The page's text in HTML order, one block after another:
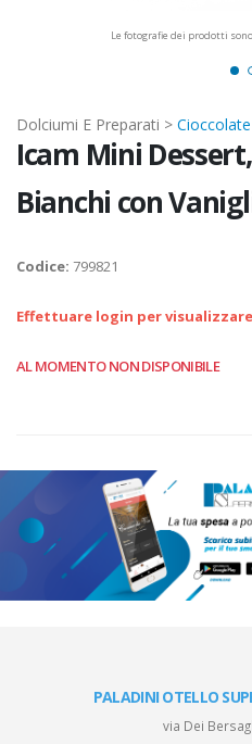
Le fotografie dei prodotti
Dolciumi E Preparati > Cioccolate
Icam Mini
Bianchi con
Codice: 799821
Effettuare login per
AL MOMENTO NON DISPONIBILE
PALADINI OTELLO
via Dei